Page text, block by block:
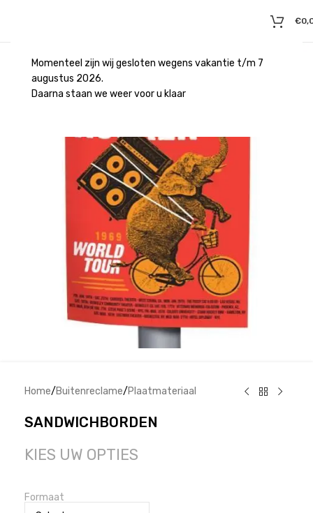
Momenteel zijn wij gesloten wegens vakantie t/m 7
augustus 2026.
Daarna staan we weer voor u klaar
€
Home/Buitenreclame/Plaatmateriaal
SANDWICHBORDEN
KIES UW OPTIES
Formaat